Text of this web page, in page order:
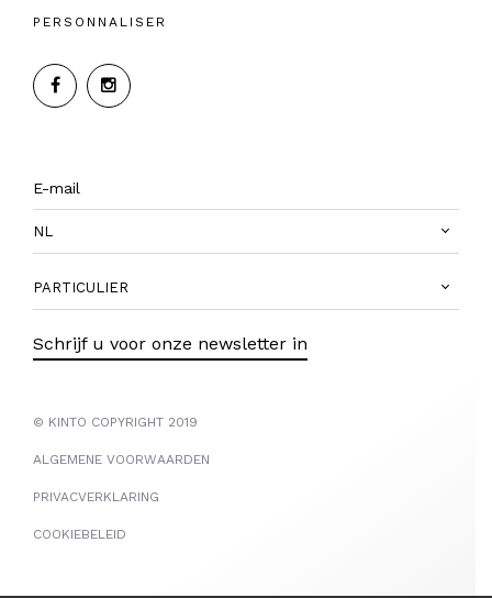
PERSONNALISER
NL
PARTICULIER
Schrijf u voor onze newsletter in
© KINTO COPYRIGHT 2019
ALGEMENE VOORWAARDEN
PRIVACVERKLARING
COOKIEBELEID